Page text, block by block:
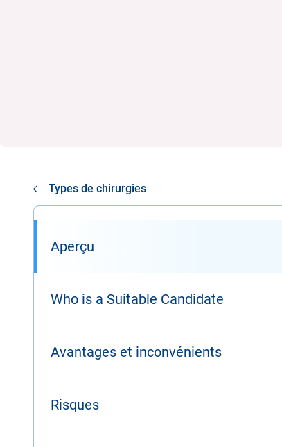
Types de chirurgies
Aperçu
Who is a Suitable Candidate
Avantages et inconvénients
Risques